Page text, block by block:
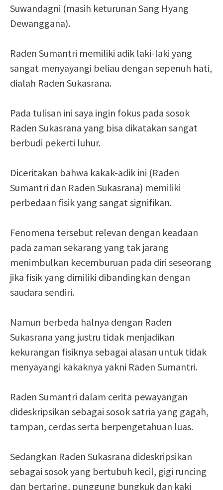
Suwandagni (masih keturunan Sang Hyang
Dewanggana).
Raden Sumantri memiliki adik laki-laki yang
sangat menyayangi beliau dengan sepenuh hati,
dialah Raden Sukasrana.
Pada tulisan ini saya ingin fokus pada sosok
Raden Sukasrana yang bisa dikatakan sangat
berbudi pekerti luhur.
Diceritakan bahwa kakak-adik ini (Raden
Sumantri dan Raden Sukasrana) memiliki
perbedaan fisik yang sangat signifikan.
Fenomena tersebut relevan dengan keadaan
pada zaman sekarang yang tak jarang
menimbulkan kecemburuan pada diri seseorang
jika fisik yang dimiliki dibandingkan dengan
saudara sendiri.
Namun berbeda halnya dengan Raden
Sukasrana yang justru tidak menjadikan
kekurangan fisiknya sebagai alasan untuk tidak
menyayangi kakaknya yakni Raden Sumantri.
Raden Sumantri dalam cerita pewayangan
dideskripsikan sebagai sosok satria yang gagah,
tampan, cerdas serta berpengetahuan luas.
Sedangkan Raden Sukasrana dideskripsikan
sebagai sosok yang bertubuh kecil, gigi runcing
dan bertaring, punggung bungkuk dan kaki